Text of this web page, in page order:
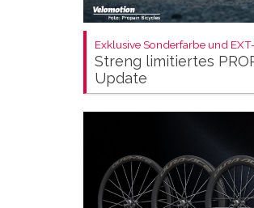
Exklusive Sonderfarbe und
Streng limitiertes
Update